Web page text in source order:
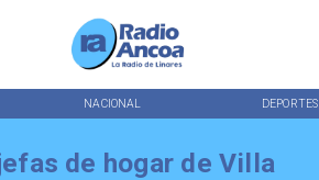
NACIONAL DEPORTES
de hogar de Villa